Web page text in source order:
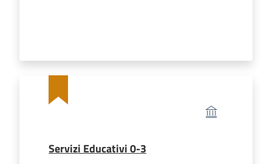
Servizi Educativi 0-3